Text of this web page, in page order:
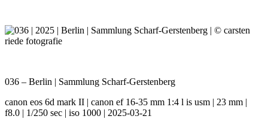
036 – Berlin | Sammlung Scharf-Gerstenberg
canon eos 6d mark II | canon ef 16-35 mm 1:4 l is usm | 23 mm |
f8.0 | 1/250 sec | iso 1000 | 2025-03-21